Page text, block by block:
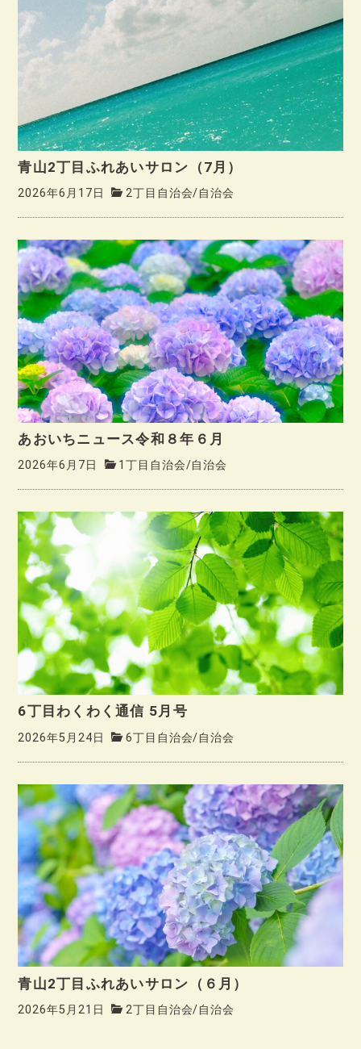
青山2丁目ふれあいサロン（7月）
2026年6月17日 2丁目自治会/自治会
あおいちニュース令和８年６月
2026年6月7日 1丁目自治会/自治会
6丁目わくわく通信 5月号
2026年5月24日 6丁目自治会/自治会
青山2丁目ふれあいサロン（６月）
2026年5月21日 2丁目自治会/自治会